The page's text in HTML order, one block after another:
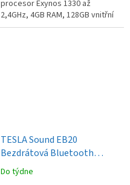
procesor Exynos 1330 až
2,4GHz, 4GB RAM, 128GB vnitřní
paměť, microSD až 2TB,
TESLA Sound EB20
Bezdrátová Bluetooth
sluchátka Black Raven
Do týdne